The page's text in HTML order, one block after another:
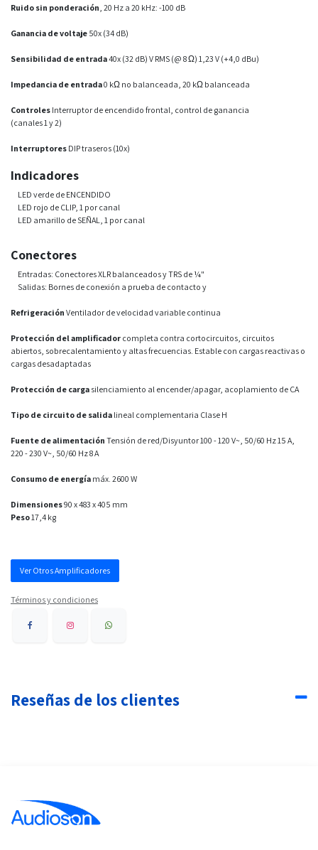
Ruido sin ponderación , 20 Hz a 20 kHz: -100 dB
Ganancia de voltaje 50x (34 dB)
Sensibilidad de entrada40x (32 dB) V RMS (@ 8 Ω) 1,23 V (+4,0 dBu)
Impedancia de entrada0 kΩ no balanceada, 20 kΩ balanceada
Controles Interruptor de encendido frontal, control de ganancia
(canales 1 y 2)
Interruptores DIP traseros (10x)
Indicadores
LED verde de ENCENDIDO
LED rojo de CLIP, 1 por canal
LED amarillo de SEÑAL, 1 por canal
Conectores
Entradas: Conectores XLR balanceados y TRS de ¼"
Salidas: Bornes de conexión a prueba de contacto y
Refrigeración Ventilador de velocidad variable continua
Protección del amplificador completa contra cortocircuitos, circuitos
abiertos, sobrecalentamiento y altas frecuencias. Estable con cargas reactivas o
cargas desadaptadas
Protección de carga silenciamiento al encender/apagar, acoplamiento de CA
Tipo de circuito de salida lineal complementaria Clase H
Fuente de alimentación Tensión de red/Disyuntor 100 - 120 V~, 50/60 Hz 15 A,
220 - 230 V~, 50/60 Hz 8 A
Consumo de energía máx. 2600 W
Dimensiones90 x 483 x 405 mm
Peso17,4 kg
Ver Otros Amplificadores
Términos y condiciones
Reseñas de los clientes